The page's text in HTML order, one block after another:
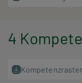
4
Kompetenzraster